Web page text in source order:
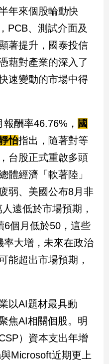
年來個股輪動快
PCB、測試介面及
著提升，國泰投信
藉對產業的深入了
速變動的市場中得
酬率46.76%， 國
怡指出，隨著對等
台股正式重啟多頭
體經濟「軟著陸」
弱、美國公布8月非
遠低於市場預期，
6個月低於50，這些
率大增，未來在政治
能超出市場預期，
以AI題材最具動
焦AI相關個股。明
）資本支出年增
Microsoft近期更上